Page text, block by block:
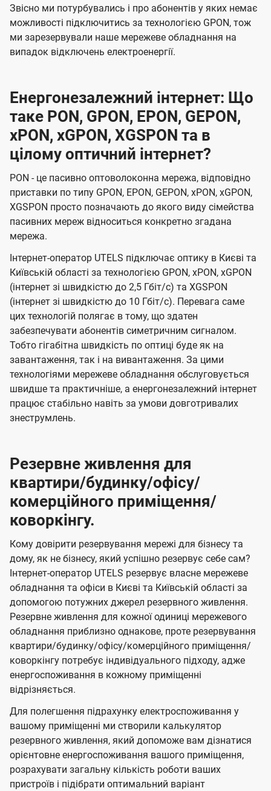
Звісно ми потурбувались і про абонентів у яких немає
можливості підключитись за технологією GPON, тож
ми зарезервували наше мережеве обладнання на
випадок відключень електроенергії.
Енергонезалежний інтернет: Що
таке PON, GPON, EPON, GEPON,
xPON, xGPON, XGSPON та в
цілому оптичний інтернет?
PON - це пасивно оптоволоконна мережа, відповідно
приставки по типу GPON, EPON, GEPON, xPON, xGPON,
XGSPON просто позначають до якого виду сімейства
пасивних мереж відноситься конкретно згадана
мережа.
Інтернет-оператор UTELS підключає оптику в Києві та
Київській області за технологією GPON, xPON, xGPON
(інтернет зі швидкістю до 2,5 Гбіт/с) та XGSPON
(інтернет зі швидкістю до 10 Гбіт/с). Перевага саме
цих технологій полягає в тому, що здатен
забезпечувати абонентів симетричним сигналом.
Тобто гігабітна швидкість по оптиці буде як на
завантаження, так і на вивантаження. За цими
технологіями мережеве обладнання обслуговується
швидше та практичніше, а енергонезалежний інтернет
працює стабільно навіть за умови довготривалих
знеструмлень.
Резервне живлення для
квартири/будинку/офісу/
комерційного приміщення/
коворкінгу.
Кому довірити резервування мережі для бізнесу та
дому, як не бізнесу, який успішно резервує себе сам?
Інтернет-оператор UTELS резервує власне мережеве
обладнання та офіси в Києві та Київській області за
допомогою потужних джерел резервного живлення.
Резервне живлення для кожної одиниці мережевого
обладнання приблизно однакове, проте резервування
квартири/будинку/офісу/комерційного приміщення/
коворкінгу потребує індивідуального підходу, адже
енергоспоживання в кожному приміщенні
відрізняється.
Для полегшення підрахунку електроспоживання у
вашому приміщенні ми створили калькулятор
резервного живлення, який допоможе вам дізнатися
орієнтовне енергоспоживання вашого приміщення,
розрахувати загальну кількість роботи ваших
пристроїв і підібрати оптимальний варіант